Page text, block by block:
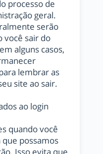
processo de
geral.
serão
você sair do
alguns casos,
lembrar as
site ao sair.
ao login
quando você
que possamos